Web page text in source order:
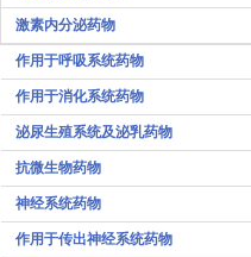
激素内分泌药物
作用于呼吸系统药物
作用于消化系统药物
泌尿生殖系统及泌乳药物
抗微生物药物
神经系统药物
作用于传出神经系统药物